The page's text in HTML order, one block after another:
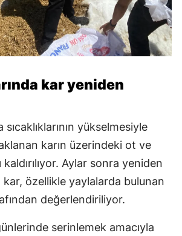
kar yeniden
sıcaklıklarının yükselmesiyle
karın üzerindeki ot ve
Aylar sonra yeniden
kar, özellikle yaylalarda bulunan
değerlendiriliyor.
serinlemek amacıyla